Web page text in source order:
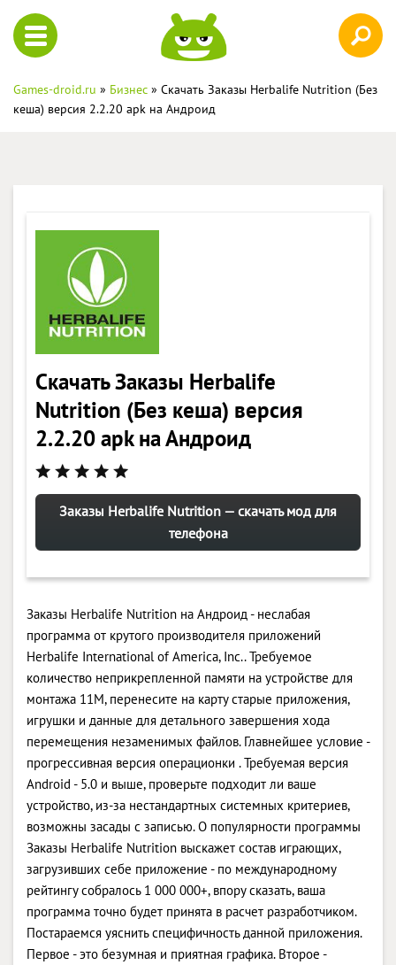
Games-droid.ru » Бизнес » Скачать Заказы Herbalife Nutrition (Без
кеша) версия 2.2.20 apk на Андроид
Скачать Заказы Herbalife
Nutrition (Без кеша) версия
2.2.20 apk на Андроид
Заказы Herbalife Nutrition — скачать мод для
телефона
Заказы Herbalife Nutrition на Андроид - неслабая
программа от крутого производителя приложений
Herbalife International of America, Inc.. Требуемое
количество неприкрепленной памяти на устройстве для
монтажа 11M, перенесите на карту старые приложения,
игрушки и данные для детального завершения хода
перемещения незаменимых файлов. Главнейшее условие -
прогрессивная версия операционки . Требуемая версия
Android - 5.0 и выше, проверьте подходит ли ваше
устройство, из-за нестандартных системных критериев,
возможны засады с записью. О популярности программы
Заказы Herbalife Nutrition выскажет состав играющих,
загрузивших себе приложение - по международному
рейтингу собралось 1 000 000+, впору сказать, ваша
программа точно будет принята в расчет разработчиком.
Постараемся уяснить специфичность данной приложения.
Первое - это безумная и приятная графика. Второе -